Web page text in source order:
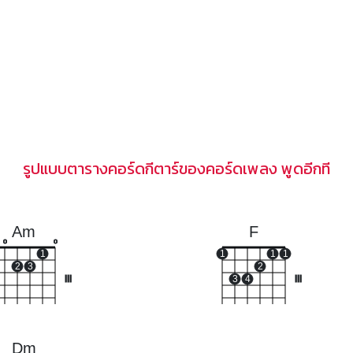
รูปแบบตารางคอร์ดกีตาร์ของคอร์ดเพลง พูดอีกที
Am
o
2 3
1
o
F
1
3 4
2
1 1
Dm